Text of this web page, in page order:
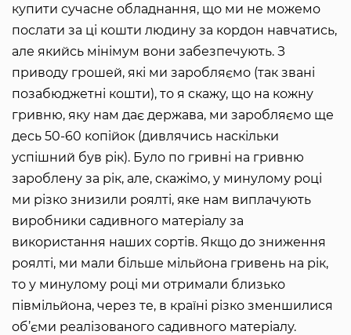
купити сучасне обладнання, що ми не можемо
послати за ці кошти людину за кордон навчатись,
але якийсь мінімум вони забезпечують. З
приводу грошей, які ми заробляємо (так звані
позабюджетні кошти), то я скажу, що на кожну
гривню, яку нам дає держава, ми заробляємо ще
десь 50-60 копійок (дивлячись наскільки
успішний був рік). Було по гривні на гривню
зароблену за рік, але, скажімо, у минулому році
ми різко знизили роялті, яке нам виплачують
виробники садивного матеріалу за
використання наших сортів. Якщо до зниження
роялті, ми мали більше мільйона гривень на рік,
то у минулому році ми отримали близько
півмільйона, через те, в країні різко зменшилися
об’єми реалізованого садивного матеріалу.